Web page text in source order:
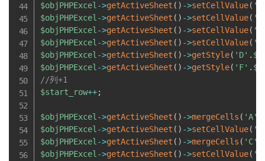
$objPHPExcel ->getActiveSheet ( ) ->setCellValue(
$objPHPExcel ->getActiveSheet ( ) ->setCellValue(
$objPHPExcel ->getActiveSheet ( ) ->setCellValue(
$objPHPExcel ->getActiveSheet ( ) ->setCellValue(
$objPHPExcel ->getActiveSheet ( ) ->getStyle( 'D' .
$objPHPExcel ->getActiveSheet ( ) ->getStyle( 'F' .
//列+1
$start_row++;
$objPHPExcel ->getActiveSheet ( ) ->mergeCells ( 'A'
$objPHPExcel ->getActiveSheet ( ) ->setCellValue(
$objPHPExcel ->getActiveSheet ( ) ->mergeCells ( 'C'
$objPHPExcel ->getActiveSheet ( ) ->setCellValue(